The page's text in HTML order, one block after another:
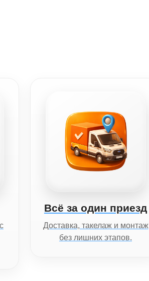
Всё за один приезд
Доставка, такелаж и монтаж
без лишних этапов.